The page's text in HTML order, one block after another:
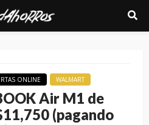
ONLINE WALMART
Air M1 de
(pagando